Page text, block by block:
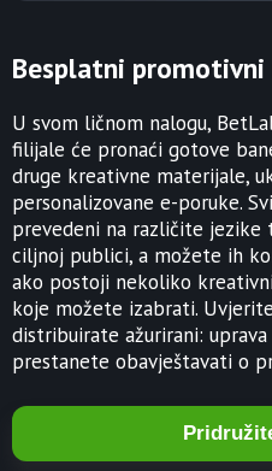
Besplatni
U svom ličnom nalogu,
filijale će pronaći gotove
druge kreativne materijale,
personalizovane e-poruke.
prevedeni na različite jezike
ciljnoj publici, a možete ih
ako postoji nekoliko
koje možete izabrati.
distribuirate ažurirani:
prestanete obavještavati o